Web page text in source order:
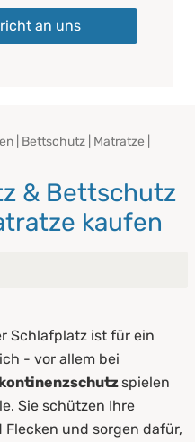
an uns
| Bettschutz | Matratze |
& Bettschutz
kaufen
Schlafplatz ist für ein
- vor allem bei
spielen
Sie schützen Ihre
und sorgen dafür,